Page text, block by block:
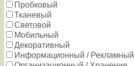
Пробковый
Тканевый
Световой
Мобильный
Декоративный
Информационный / Рекламный